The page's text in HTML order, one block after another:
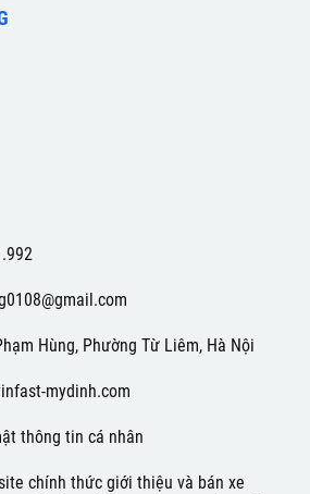
Hùng, Phường Từ Liêm, Hà Nội
mydinh.com
thông tin cá nhân
chính thức giới thiệu và bán xe